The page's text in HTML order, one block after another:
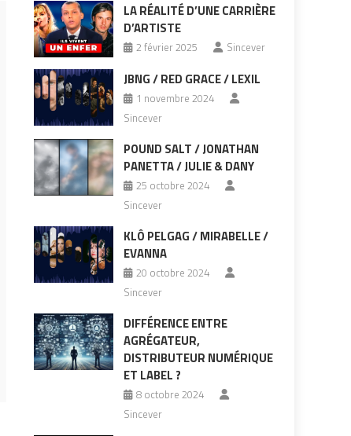
LA RÉALITÉ D’UNE CARRIÈRE
D’ARTISTE
2 février 2025 Sincever
JBNG / RED GRACE / LEXIL
1 novembre 2024
Sincever
POUND SALT / JONATHAN
PANETTA / JULIE & DANY
25 octobre 2024
Sincever
KLÔ PELGAG / MIRABELLE /
EVANNA
20 octobre 2024
Sincever
DIFFÉRENCE ENTRE
AGRÉGATEUR,
DISTRIBUTEUR NUMÉRIQUE
ET LABEL ?
8 octobre 2024
Sincever